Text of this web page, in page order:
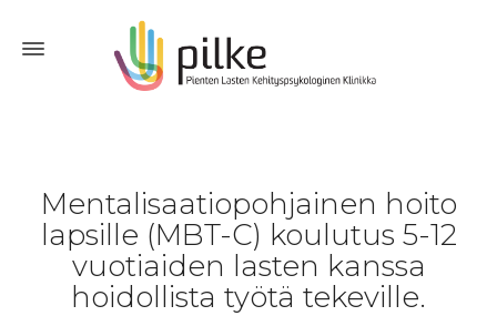
Mentalisaatiopohjainen hoito
lapsille (MBT-C) koulutus 5-12
vuotiaiden lasten kanssa
hoidollista työtä tekeville.